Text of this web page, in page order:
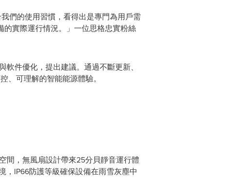
們的使用習慣，看得出是專門為用戶需
實際運行情況。」一位思格忠實粉絲
件優化，提出建議。通過不斷更新、
、可理解的智能能源體驗。
間，無風扇設計帶來25分貝靜音運行體
，IP66防護等級確保設備在雨雪灰塵中